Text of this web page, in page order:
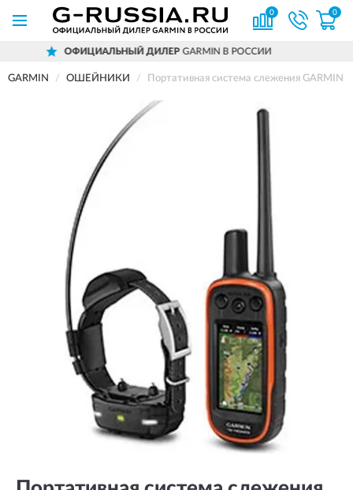
0 0
ДИЛЕРGARMIN В РОССИИ
GARMIN ОШЕЙНИКИ Портативная система слежения GARMIN